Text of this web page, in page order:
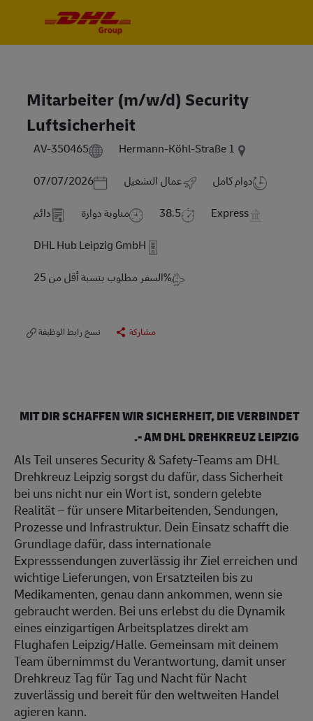
Mitarbeiter (m/w/d) Security
Luftsicherheit
AV-350465 Hermann-Köhl-Straße 1
Posted Date
07/07/2026 عمال التشغيل دوام كامل
دائم مناوبة دوارة 38.5 Express
DHL Hub Leipzig GmbH
Travel Required السفر مطلوب بنسبة أقل من 25%
نسخ رابط الوظيفة مشاركة
MIT DIR SCHAFFEN WIR SICHERHEIT, DIE VERBINDET
- AM DHL DREHKREUZ LEIPZIG.
Als Teil unseres Security & Safety-Teams am DHL
Drehkreuz Leipzig sorgst du dafür, dass Sicherheit
bei uns nicht nur ein Wort ist, sondern gelebte
Realität – für unsere Mitarbeitenden, Sendungen,
Prozesse und Infrastruktur. Dein Einsatz schafft die
Grundlage dafür, dass internationale
Expresssendungen zuverlässig ihr Ziel erreichen und
wichtige Lieferungen, von Ersatzteilen bis zu
Medikamenten, genau dann ankommen, wenn sie
gebraucht werden. Bei uns erlebst du die Dynamik
eines einzigartigen Arbeitsplatzes direkt am
Flughafen Leipzig/Halle. Gemeinsam mit deinem
Team übernimmst du Verantwortung, damit unser
Drehkreuz Tag für Tag und Nacht für Nacht
zuverlässig und bereit für den weltweiten Handel
agieren kann.